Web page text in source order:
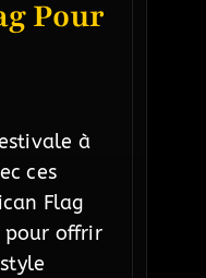
Pour
à
ces
Flag
pour offrir